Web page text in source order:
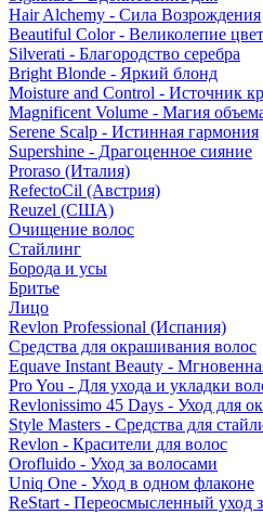
Hair Alchemy - Сила Возрождения
Beautiful Color - Великолепие
Silverati - Благородство серебра
Bright Blonde - Яркий блонд
Moisture and Control - Источник
Magnificent Volume - Магия
Serene Scalp - Истинная гармония
Supershine - Драгоценное сияние
Proraso (Италия)
RefectoCil (Австрия)
Reuzel (США)
Очищение волос
Стайлинг
Борода и усы
Бритье
Лицо
Revlon Professional (Испания)
Средства для окрашивания волос
Equave Instant Beauty -
Pro You - Для ухода и укладки
Revlonissimo 45 Days - Уход для
Style Masters - Средства для
Revlon - Красители для волос
Orofluido - Уход за волосами
Uniq One - Уход в одном флаконе
ReStart - Переосмысленный уход